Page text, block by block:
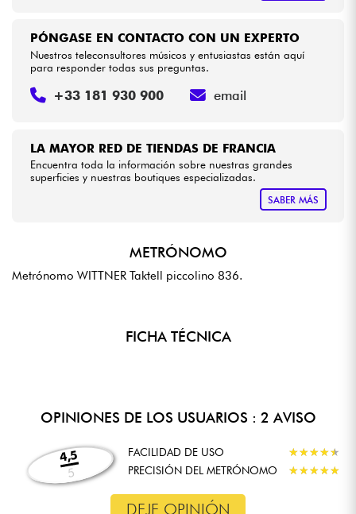
LA MAYOR RED DE TIENDAS DE FRANCIA
Encuentra toda la información sobre nuestras grandes
superficies y nuestras boutiques especializadas.
SABER MÁS
PÓNGASE EN CONTACTO CON UN EXPERTO
Nuestros teleconsultores músicos y entusiastas están aquí
para responder todas sus preguntas.
+33 181 930 900 email
METRÓNOMO
Metrónomo WITTNER Taktell piccolino 836.
FICHA TÉCNICA
OPINIONES DE LOS USUARIOS : 2 AVISO
4,5
5
FACILIDAD DE USO ★★★★★
★★★★★
PRECISIÓN DEL METRÓNOMO
★★★★★
★★★★★
DEJE OPINIÓN